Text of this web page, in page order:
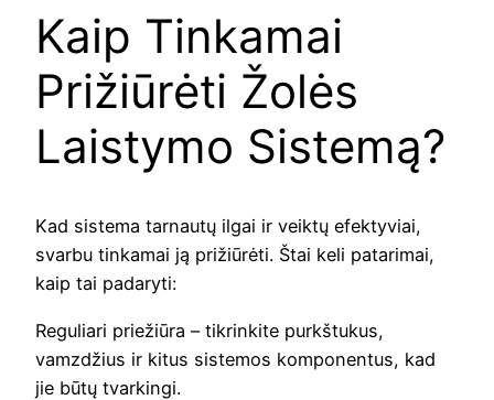
Kaip Tinkamai
Prižiūrėti Žolės
Laistymo Sistemą?
Kad sistema tarnautų ilgai ir veiktų efektyviai,
svarbu tinkamai ją prižiūrėti. Štai keli patarimai,
kaip tai padaryti:
Reguliari priežiūra – tikrinkite purkštukus,
vamzdžius ir kitus sistemos komponentus, kad
jie būtų tvarkingi.